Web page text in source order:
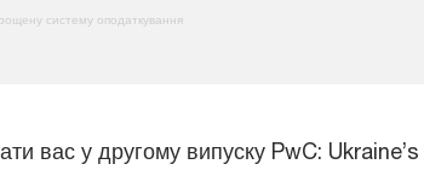
систему оподаткування
вас у другому випуску PwC: Ukraine’s